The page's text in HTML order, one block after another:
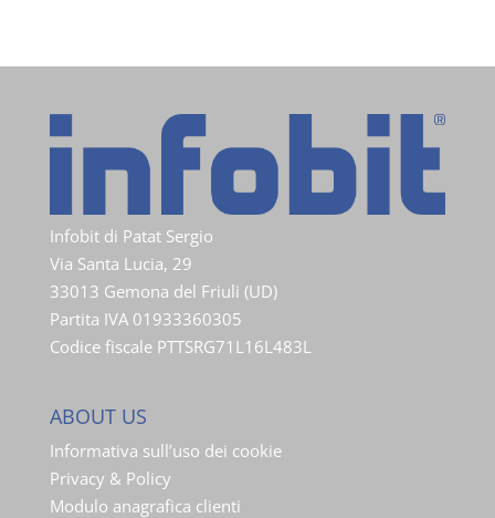
Infobit di Patat Sergio
Via Santa Lucia, 29
33013 Gemona del Friuli (UD)
Partita IVA 01933360305
Codice fiscale PTTSRG71L16L483L
ABOUT US
Informativa sull’uso dei cookie
Privacy & Policy
Modulo anagrafica clienti